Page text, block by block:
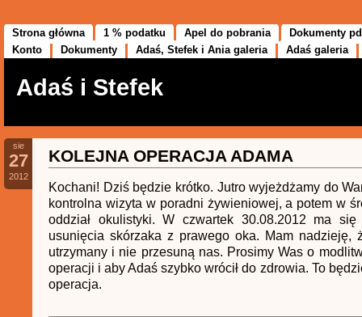
Strona główna 1 % podatku Apel do pobrania
Dokumenty
Konto
Dokumenty Adaś, Stefek i Ania galeria Adaś galeria
Adaś i Stefek
sie
27
2012
KOLEJNA OPERACJA ADAMA
Kochani! Dziś będzie krótko. Jutro wyjeżdżamy do
kontrolna wizyta w poradni żywieniowej, a potem w
oddział okulistyki. W czwartek 30.08.2012 ma
usunięcia skórzaka z prawego oka. Mam nadzieję,
utrzymany i nie przesuną nas. Prosimy Was o
operacji i aby Adaś szybko wrócił do zdrowia. To
operacja.